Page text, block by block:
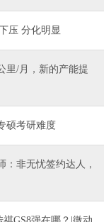
压 分化明显
里/月，新的产能提
硕考研难度
非无忧签约达人，